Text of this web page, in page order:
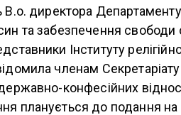
В.о. директора
та забезпечення свободи
Інституту
членам
конфесійних
планується до подання на